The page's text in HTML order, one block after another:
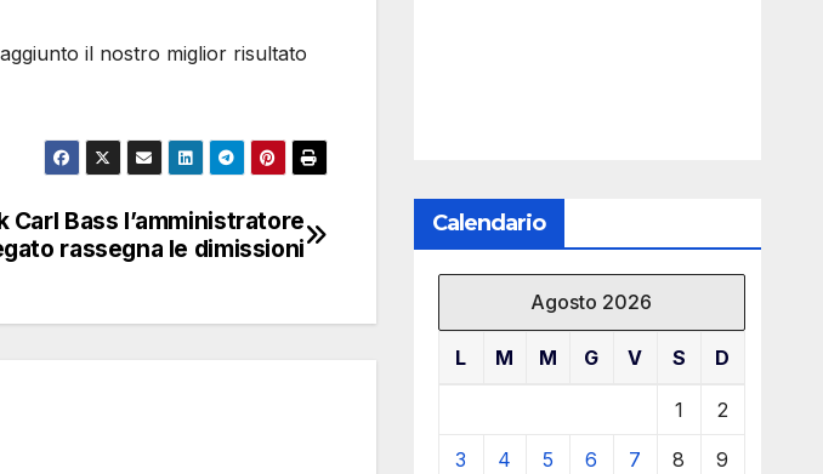
il nostro miglior risultato
Carl Bass l’amministratore
rassegna le dimissioni
Calendario
Agosto 2026
L M M G V S D
1 2
3 4 5 6 7 8 9